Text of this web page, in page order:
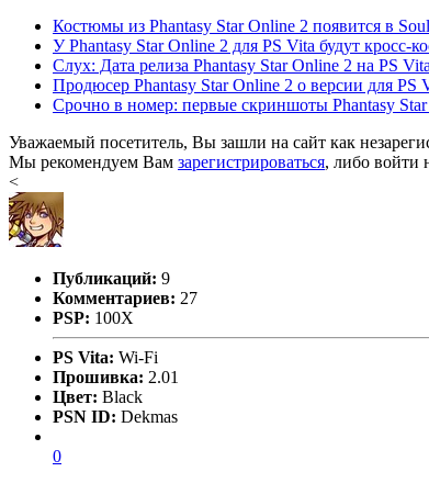
Костюмы из Phantasy Star Online 2 появится в
У Phantasy Star Online 2 для PS Vita будут кросс-
Слух: Дата релиза Phantasy Star Online 2 на PS Vita
Продюсер Phantasy Star Online 2 о версии для PS
Срочно в номер: первые скриншоты Phantasy
Уважаемый посетитель, Вы зашли на сайт как
Мы рекомендуем Вам зарегистрироваться, либо войти
<
Публикаций: 9
Комментариев: 27
PSP: 100X
PS Vita: Wi-Fi
Прошивка: 2.01
Цвет: Black
PSN ID: Dekmas
0